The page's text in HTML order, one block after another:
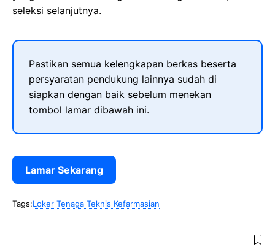
seleksi selanjutnya.
Pastikan semua kelengkapan berkas beserta
persyaratan pendukung lainnya sudah di
siapkan dengan baik sebelum menekan
tombol lamar dibawah ini.
Lamar Sekarang
Tags:Loker Tenaga Teknis Kefarmasian